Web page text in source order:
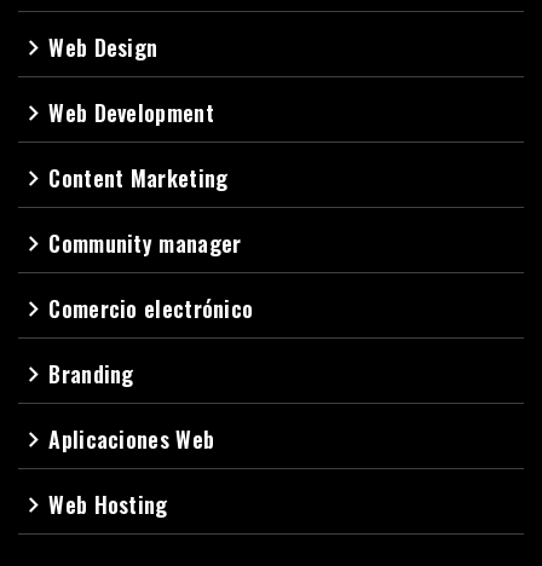
navigate_nextWeb Design
navigate_nextWeb Development
navigate_next Content Marketing
navigate_next Community manager
navigate_next Comercio electrónico
navigate_next Branding
navigate_nextAplicaciones Web
navigate_nextWeb Hosting